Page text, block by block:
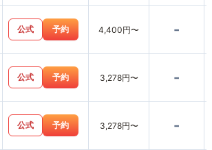
公式 予約 4,400円〜 -
公式 予約 3,278円〜 -
公式 予約 3,278円〜 -